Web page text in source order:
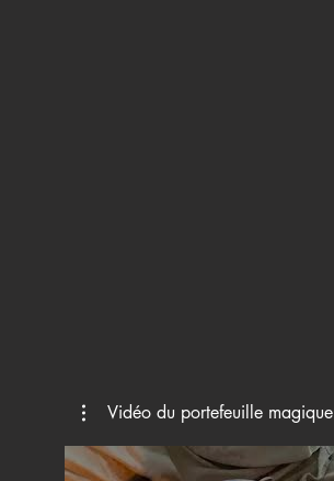
Vidéo du portefeuille magique